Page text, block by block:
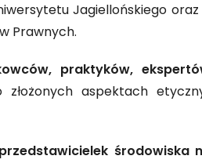
Jagiellońskiego
Prawnych.
praktyków,
aspektach
środowiska